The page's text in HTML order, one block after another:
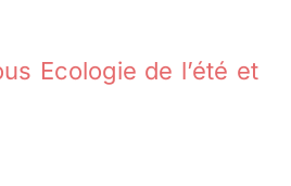
Ecologie de l’été et